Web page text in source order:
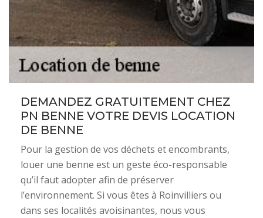
DEMANDEZ GRATUITEMENT CHEZ
PN BENNE VOTRE DEVIS LOCATION
DE BENNE
Pour la gestion de vos déchets et encombrants,
louer une benne est un geste éco-responsable
qu’il faut adopter afin de préserver
l’environnement. Si vous êtes à Roinvilliers ou
dans ses localités avoisinantes, nous vous